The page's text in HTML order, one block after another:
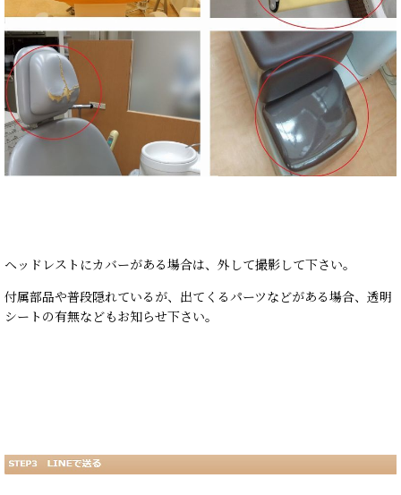
ヘッドレストにカバーがある場合は、外して撮影して下さい。
付属部品や普段隠れているが、出てくるパーツなどがある場合、透明
シートの有無などもお知らせ下さい。